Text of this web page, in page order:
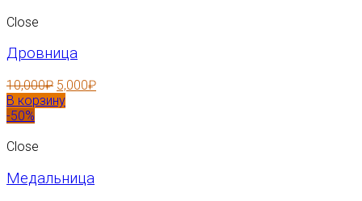
Close
Дровница
10,000₽ 5,000₽
В корзину
-50%
Close
Медальница